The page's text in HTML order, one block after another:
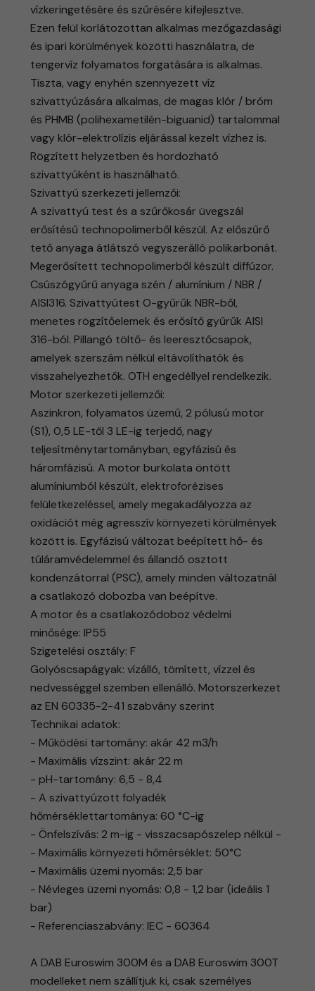
vízkeringetésére és szűrésére kifejlesztve.
Ezen felül korlátozottan alkalmas mezőgazdasági
és ipari körülmények közötti használatra, de
tengervíz folyamatos forgatására is alkalmas.
Tiszta, vagy enyhén szennyezett víz
szivattyúzására alkalmas, de magas klór / bróm
és PHMB (polihexametilén-biguanid) tartalommal
vagy klór-elektrolízis eljárással kezelt vízhez is.
Rögzített helyzetben és hordozható
szivattyúként is használható.
Szivattyú szerkezeti jellemzői:
​A szivattyú test és a szűrőkosár üvegszál
erősítésű technopolimerből készül. Az előszűrő
tető anyaga átlátszó vegyszerálló polikarbonát.
Megerősített technopolimerből készült diffúzor.
Csúszógyűrű anyaga szén / alumínium / NBR /
AISI316. Szivattyútest O-gyűrűk NBR-ből,
menetes rögzítőelemek és erősítő gyűrűk AISI
316-ból. Pillangó töltő- és leeresztőcsapok,
amelyek szerszám nélkül eltávolíthatók és
visszahelyezhetők. OTH engedéllyel rendelkezik.
Motor szerkezeti jellemzői:
Aszinkron, folyamatos üzemű, 2 pólusú motor
(S1), 0,5 LE-től 3 LE-ig terjedő, nagy
teljesítménytartományban, egyfázisú és
háromfázisú. A motor burkolata öntött
alumíniumból készült, elektroforézises
felületkezeléssel, amely megakadályozza az
oxidációt még agresszív környezeti körülmények
között is. Egyfázisú változat beépített hő- és
túláramvédelemmel és állandó osztott
kondenzátorral (PSC), amely minden változatnál
a csatlakozó dobozba van beépítve.
A motor és a csatlakozódoboz védelmi
minősége: IP55
Szigetelési osztály: F
Golyóscsapágyak: vízálló, tömített, vízzel és
nedvességgel szemben ellenálló. Motorszerkezet
az EN 60335-2-41 szabvány szerint
Technikai adatok:
- Működési tartomány: akár 42 m3/h
- Maximális vízszint: akár 22 m
- pH-tartomány: 6,5 - 8,4
- A szivattyúzott folyadék
hőmérséklettartománya: 60 °C-ig
- Önfelszívás: 2 m-ig - visszacsapószelep nélkül -
- Maximális környezeti hőmérséklet: 50°C
- Maximális üzemi nyomás: 2,5 bar
- Névleges üzemi nyomás: 0,8 - 1,2 bar (ideális 1
bar)
​- Referenciaszabvány: IEC - 60364
A DAB Euroswim 300M és a DAB Euroswim 300T
modelleket nem szállítjuk ki, csak személyes